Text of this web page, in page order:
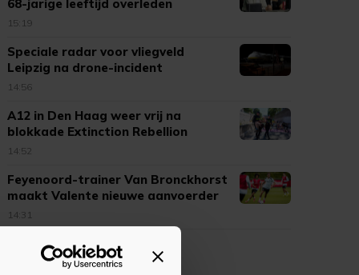
68-jarige leeftijd overleden
15:19
Speciale radar voor vliegveld
Leipzig na drone-incident
14:56
A12 in Den Haag weer vrij na
blokkade Extinction Rebellion
14:52
Feyenoord-trainer Van Bronckhorst
maakt Valente nieuwe aanvoerder
14:31